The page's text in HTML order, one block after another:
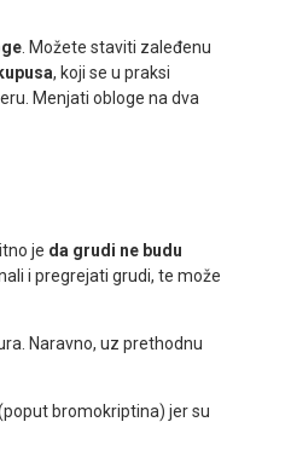
. Možete staviti zaleđenu
, koji se u praksi
Menjati obloge na dva
je da grudi ne budu
i pregrejati grudi, te može
Naravno, uz prethodnu
bromokriptina) jer su